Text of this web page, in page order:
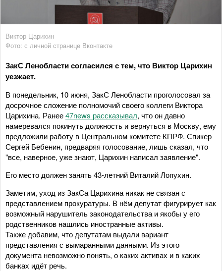
Виктор Царихин
Фото: с личной странице Вконтакте
ЗакС Ленобласти согласился с тем, что Виктор Царихин
уезжает.
В понедельник, 10 июня, ЗакС Ленобласти проголосовал за
досрочное сложение полномочий своего коллеги Виктора
Царихина. Ранее47news рассказывал, что он давно
намеревался покинуть должность и вернуться в Москву, ему
предложили работу в Центральном комитете КПРФ. Спикер
Сергей Бебенин, предваряя голосование, лишь сказал, что
"все, наверное, уже знают, Царихин написал заявление".
Его место должен занять 43-летний Виталий Лопухин.
Заметим, уход из ЗакСа Царихина никак не связан с
представлением прокуратуры. В нём депутат фигурирует как
возможный нарушитель законодательства и якобы у его
родственников нашлись иностранные активы.
Также добавим, что депутатам выдали вариант
представления с вымаранными данными. Из этого
документа невозможно понять, о каких активах и в каких
банках идёт речь.